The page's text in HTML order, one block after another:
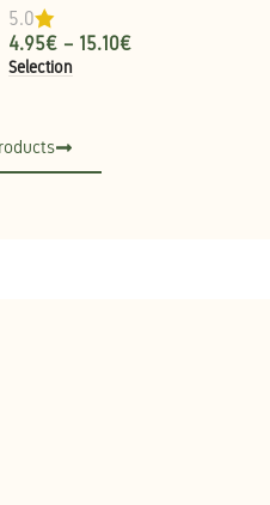
5.0
4.95€ – 15.10€
Selection